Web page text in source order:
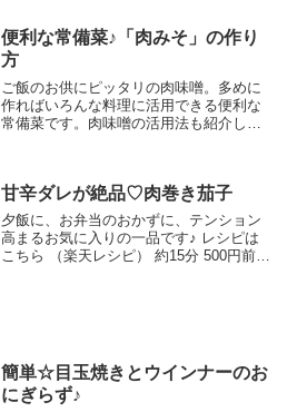
便利な常備菜♪「肉みそ」の作り
方
ご飯のお供にピッタリの肉味噌。多めに
作ればいろんな料理に活用できる便利な
常備菜です。肉味噌の活用法も紹介して
（あれば）☆み...
甘辛ダレが絶品♡肉巻き茄子
夕飯に、お弁当のおかずに、テンション
高まるお気に入りの一品です♪ レシピは
こちら （楽天レシピ） 約15分 500円前後
簡単☆目玉焼きとウインナーのお
にぎらず♪